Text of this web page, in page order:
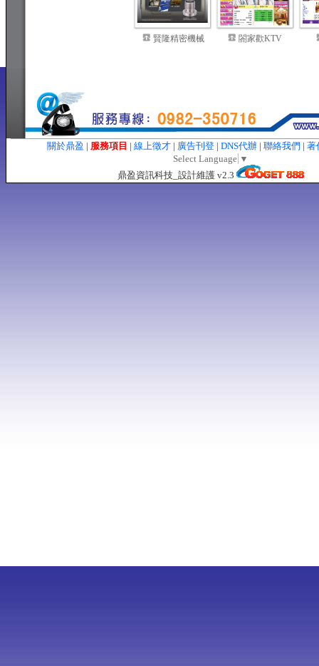
賢隆精密機械
閤家歡KTV
關於鼎盈 | 服務項目 | 線上徵才| 廣告刊登| DNS代辦| 聯絡我們 |
Select Language ▼
鼎盈資訊科技_設計維護 v2.3